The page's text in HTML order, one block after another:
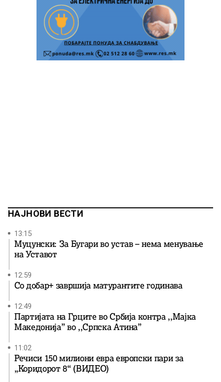
НАЈНОВИ ВЕСТИ
13:15
Муцунски: За Бугари во устав – нема менување
на Уставот
12:59
Со добар+ завршија матурантите годинава
12:49
Партијата на Грците во Србија контра ,,Мајка
Македонија” во ,,Српска Атина”
11:02
Речиси 150 милиони евра европски пари за
„Коридорот 8“ (ВИДЕО)